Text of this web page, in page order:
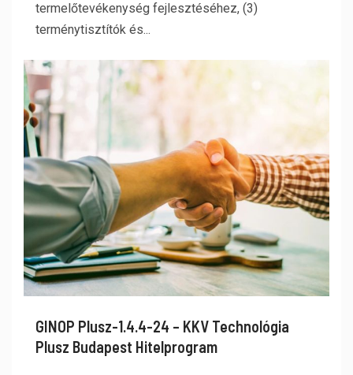
termelőtevékenység fejlesztéséhez, (3)
terménytisztítók és...
GINOP Plusz-1.4.4-24 – KKV Technológia
Plusz Budapest Hitelprogram